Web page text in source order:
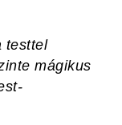
testtel
mágikus